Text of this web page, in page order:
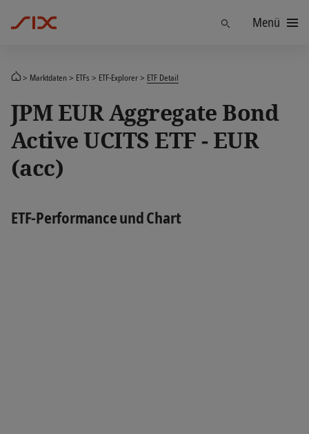
FindenMenü
Marktdaten ETFs ETF-Explorer ETF Detail
JPM EUR Aggregate Bond
Active UCITS ETF - EUR
(acc)
ETF-Performance und Chart